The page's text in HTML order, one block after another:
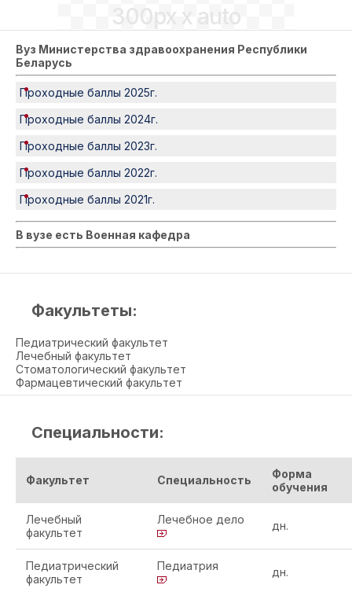
300px x auto
Вуз Министерства здравоохранения Республики
Беларусь
Проходные баллы 2025г.
Проходные баллы 2024г.
Проходные баллы 2023г.
Проходные баллы 2022г.
Проходные баллы 2021г.
В вузе есть Военная кафедра
Факультеты:
Педиатрический факультет
Лечебный факультет
Стоматологический факультет
Фармацевтический факультет
Специальности:
Факультет Специальность
Форма
обучения
Лечебный
факультет
Лечебное дело дн.
Педиатрический
факультет
Педиатрия дн.